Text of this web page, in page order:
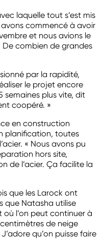
laquelle tout s’est mis
commencé à avoir
et nous avions le
combien de grandes
par la rapidité,
le projet encore
semaines plus vite, dit
coopéré. »
en construction
planification, toutes
« Nous avons pu
hors site,
de l’acier. Ça facilite la
que les Larock ont
que Natasha utilise
l’on peut continuer à
de neige
qu’on puisse faire